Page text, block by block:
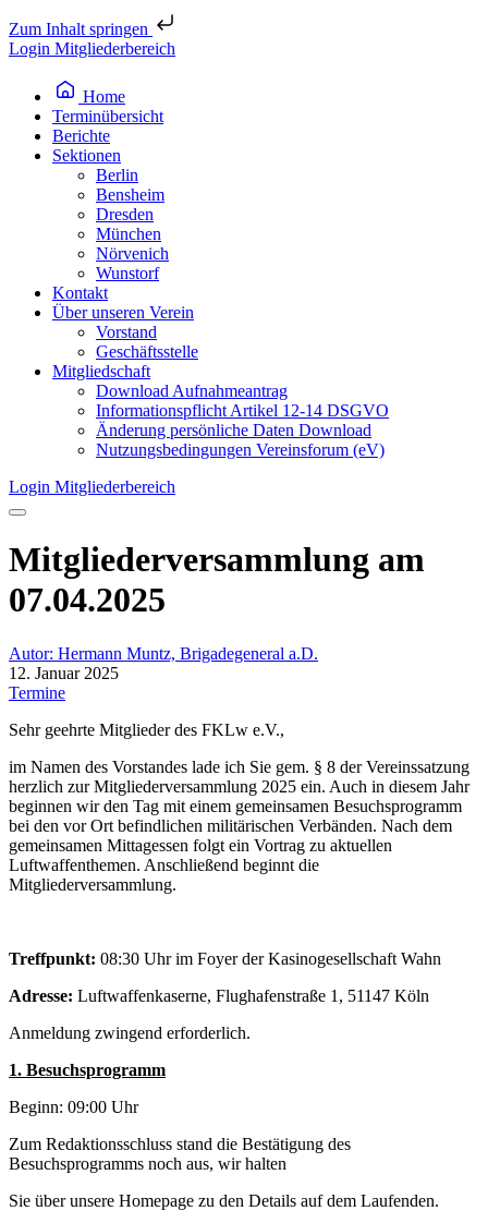
Zum Inhalt springen
Login Mitgliederbereich
Home
Terminübersicht
Berichte
Sektionen
Berlin
Bensheim
Dresden
München
Nörvenich
Wunstorf
Kontakt
Über unseren Verein
Vorstand
Geschäftsstelle
Mitgliedschaft
Download Aufnahmeantrag
Informationspflicht Artikel 12-14 DSGVO
Änderung persönliche Daten Download
Nutzungsbedingungen Vereinsforum (eV)
Login Mitgliederbereich
Mitgliederversammlung am
07.04.2025
Autor: Hermann Muntz, Brigadegeneral a.D.
12. Januar 2025
Termine
Sehr geehrte Mitglieder des FKLw e.V.,
im Namen des Vorstandes lade ich Sie gem. § 8 der Vereinssatzung
herzlich zur Mitgliederversammlung 2025 ein. Auch in diesem Jahr
beginnen wir den Tag mit einem gemeinsamen Besuchsprogramm
bei den vor Ort befindlichen militärischen Verbänden. Nach dem
gemeinsamen Mittagessen folgt ein Vortrag zu aktuellen
Luftwaffenthemen. Anschließend beginnt die
Mitgliederversammlung.
Treffpunkt: 08:30 Uhr im Foyer der Kasinogesellschaft Wahn
Adresse: Luftwaffenkaserne, Flughafenstraße 1, 51147 Köln
Anmeldung zwingend erforderlich.
1. Besuchsprogramm
Beginn: 09:00 Uhr
Zum Redaktionsschluss stand die Bestätigung des
Besuchsprogramms noch aus, wir halten
Sie über unsere Homepage zu den Details auf dem Laufenden.